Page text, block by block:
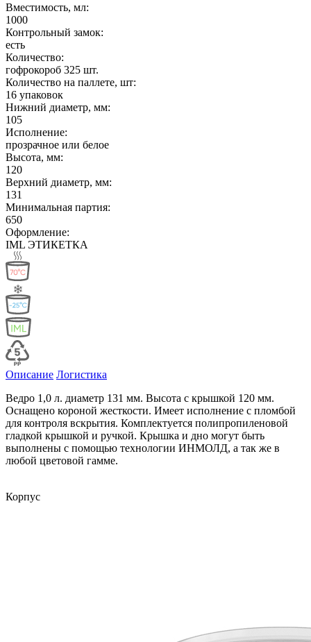
Вместимость, мл:
1000
Контрольный замок:
есть
Количество:
гофрокороб 325 шт.
Количество на паллете, шт:
16 упаковок
Нижний диаметр, мм:
105
Исполнение:
прозрачное или белое
Высота, мм:
120
Верхний диаметр, мм:
131
Минимальная партия:
650
Оформление:
IML ЭТИКЕТКА
Описание Логистика
Ведро 1,0 л. диаметр 131 мм. Высота с крышкой 120 мм.
Оснащено короной жесткости. Имеет исполнение с пломбой
для контроля вскрытия. Комплектуется полипропиленовой
гладкой крышкой и ручкой. Крышка и дно могут быть
выполнены с помощью технологии ИНМОЛД, а так же в
любой цветовой гамме.
Корпус